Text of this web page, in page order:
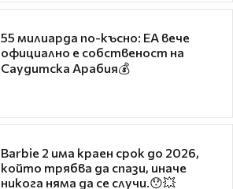
55 милиарда по-късно: EA вече
официално е собственост на
Саудитска Арабия💰
Barbie 2 има краен срок до 2026,
който трябва да спази, иначе
никога няма да се случи.😯💥